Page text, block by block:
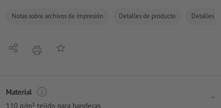
Notas sobre archivos de impresión Detalles de producto Detalles
CompartirimprimirAñadir a lista de favoritos
Material
110 g/m² tejido para banderas